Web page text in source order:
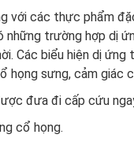
với các thực phẩm
trường hợp dị
Các biểu hiện dị
họng sưng, cảm giác
đưa đi cấp cứu
cổ họng.